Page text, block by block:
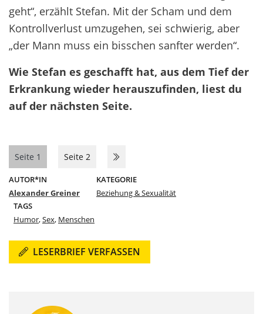
geht“, erzählt Stefan. Mit der Scham und dem
Kontrollverlust umzugehen, sei schwierig, aber
„der Mann muss ein bisschen sanfter werden“.
Wie Stefan es geschafft hat, aus dem Tief der
Erkrankung wieder herauszufinden, liest du
auf der nächsten Seite.
Seite 1 Seite 2
AUTOR*IN
Alexander Greiner
KATEGORIE
Beziehung & Sexualität
TAGS
Humor,Sex, Menschen
LESERBRIEF VERFASSEN